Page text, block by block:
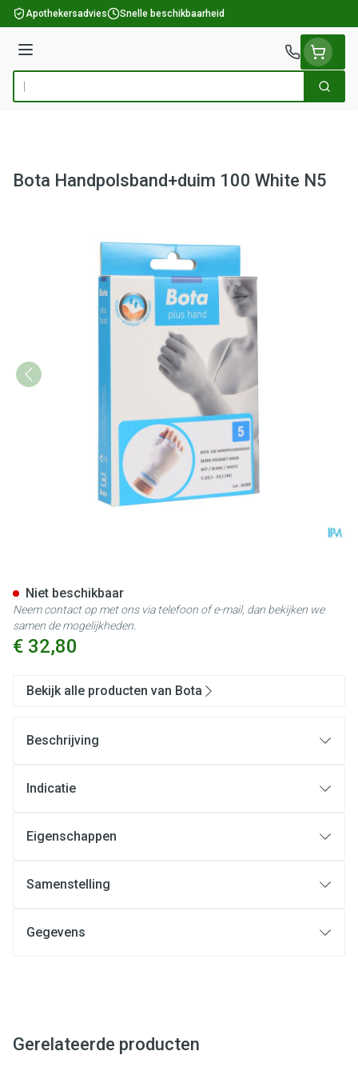
Ga naar de inhoud
Apothekersadvies Snelle beschikbaarheid
Menu
Product, merk, categorie... Zoek
Bota Handpolsband+duim 100 White N5
€ 32,80
Niet beschikbaar
Neem contact op met ons via telefoon of e-mail, dan bekijken we
samen de mogelijkheden.
Bekijk alle producten van Bota
Beschrijving
Indicatie
Eigenschappen
Samenstelling
Gegevens
Gerelateerde producten